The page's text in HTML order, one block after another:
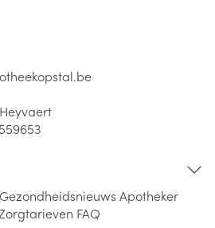
Gezondheidsnieuws Apotheker
FAQ